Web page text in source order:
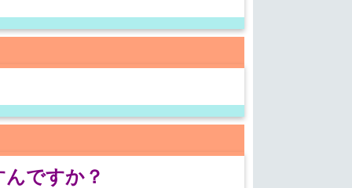
ですか？